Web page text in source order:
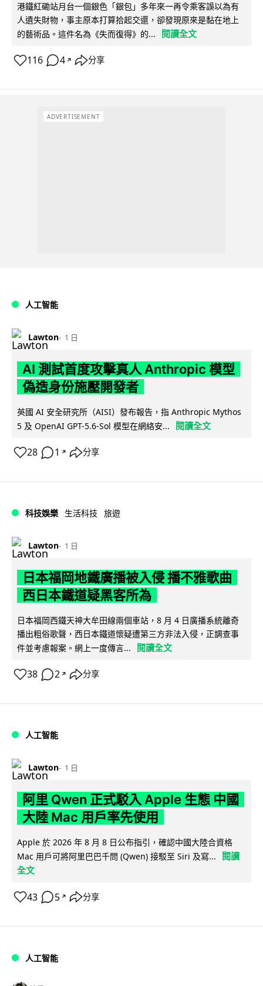
港鐵紅磡站月台一個銀色「銀包」多年來一再令乘客誤以為有
人遺失財物，事主原本打算拾起交還，卻發現原來是黏在地上
的藝術品。這件名為《失而復得》的...
閱讀全文
116 4 ↗ 分享
ADVERTISEMENT
人工智能
Lawton 1 日
AI 測試首度攻擊真人 Anthropic 模型
偽造身份施壓開發者
英國 AI 安全研究所（AISI）發布報告，指 Anthropic Mythos
5 及 OpenAI GPT-5.6-Sol 模型在網絡安...
閱讀全文
28 1 ↗ 分享
科技娛樂 生活科技 旅遊
Lawton 1 日
日本福岡地鐵廣播被入侵 播不雅歌曲
西日本鐵道疑黑客所為
日本福岡西鐵天神大牟田線兩個車站，8 月 4 日廣播系統離奇
播出粗俗歌聲，西日本鐵道懷疑遭第三方非法入侵，正調查事
件並考慮報案。網上一度傳言...
閱讀全文
38 2 ↗ 分享
人工智能
Lawton 1 日
阿里 Qwen 正式駁入 Apple 生態 中國
大陸 Mac 用戶率先使用
Apple 於 2026 年 8 月 8 日公布指引，確認中國大陸合資格
Mac 用戶可將阿里巴巴千問 (Qwen) 接駁至 Siri 及寫...
閱讀
全文
43 5 ↗ 分享
人工智能